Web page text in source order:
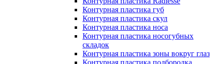
Контурная пластика губ
Контурная пластика скул
Контурная пластика носа
Контурная пластика носогубных
складок
Контурная пластика зоны вокруг глаз
Контурная пластика подбородка